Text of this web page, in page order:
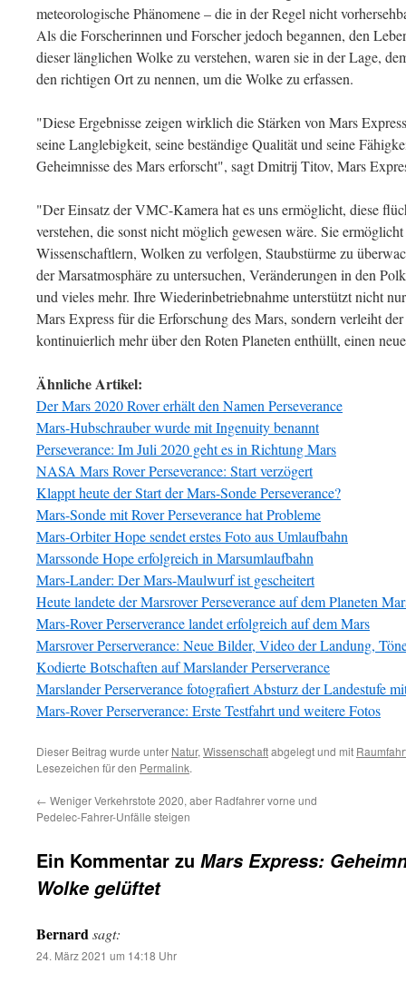
meteorologische Phänomene – die in der Regel nicht
Als die Forscherinnen und Forscher jedoch begannen, den
dieser länglichen Wolke zu verstehen, waren sie in der Lage,
den richtigen Ort zu nennen, um die Wolke zu erfassen.
"Diese Ergebnisse zeigen wirklich die Stärken von Mars
seine Langlebigkeit, seine beständige Qualität und seine
Geheimnisse des Mars erforscht", sagt Dmitrij Titov, Mars
"Der Einsatz der VMC-Kamera hat es uns ermöglicht, diese
verstehen, die sonst nicht möglich gewesen wäre. Sie
Wissenschaftlern, Wolken zu verfolgen, Staubstürme zu
der Marsatmosphäre zu untersuchen, Veränderungen in den
und vieles mehr. Ihre Wiederinbetriebnahme unterstützt nicht
Mars Express für die Erforschung des Mars, sondern verleiht
kontinuierlich mehr über den Roten Planeten enthüllt, einen
Ähnliche Artikel:
Der Mars 2020 Rover erhält den Namen Perseverance
Mars-Hubschrauber wurde mit Ingenuity benannt
Perseverance: Im Juli 2020 geht es in Richtung Mars
NASA Mars Rover Perseverance: Start verzögert
Klappt heute der Start der Mars-Sonde Perseverance?
Mars-Sonde mit Rover Perseverance hat Probleme
Mars-Orbiter Hope sendet erstes Foto aus Umlaufbahn
Marssonde Hope erfolgreich in Marsumlaufbahn
Mars-Lander: Der Mars-Maulwurf ist gescheitert
Heute landete der Marsrover Perseverance auf dem Planeten
Mars-Rover Perserverance landet erfolgreich auf dem Mars
Marsrover Perserverance: Neue Bilder, Video der Landung,
Kodierte Botschaften auf Marslander Perserverance
Marslander Perserverance fotografiert Absturz der Landestufe
Mars-Rover Perserverance: Erste Testfahrt und weitere Fotos
Dieser Beitrag wurde unter Natur, Wissenschaftabgelegt und mit
Lesezeichen für den Permalink.
← Weniger Verkehrstote 2020, aber Radfahrer vorne und
Pedelec-Fahrer-Unfälle steigen
Ein Kommentar zu Mars Express:
Wolke gelüftet
Bernardsagt:
24. März 2021 um 14:18 Uhr